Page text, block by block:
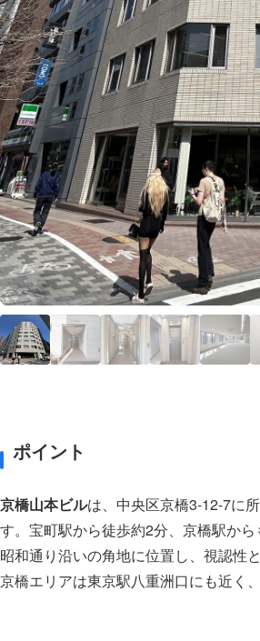
ポイント
京橋山本ビルは、中央区京橋3-12-7に
す。宝町駅から徒歩約2分、京橋駅から
昭和通り沿いの角地に位置し、視認性
京橋エリアは東京駅八重洲口にも近く